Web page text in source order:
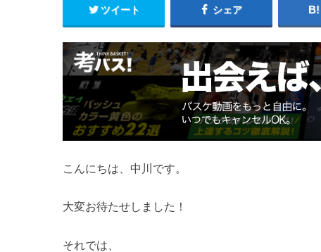
ツイート シェア
こんにちは、中川です。
大変お待たせしました！
それでは、